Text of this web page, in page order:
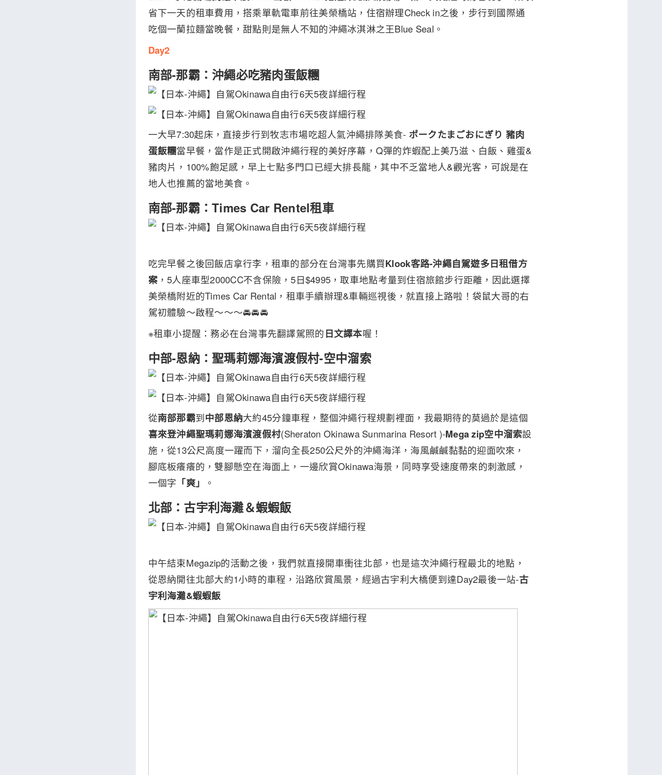
省下一天的租車費用，搭乘單軌電車前往美榮橋站，住宿辦理Check in之後，步行到國際通
吃個一蘭拉麵當晚餐，甜點則是無人不知的沖繩冰淇淋之王Blue Seal。
Day2
南部-那霸：沖繩必吃豬肉蛋飯糰
一大早7:30起床，直接步行到牧志市場吃超人氣沖繩排隊美食- ポークたまごおにぎり 豬肉
蛋飯糰當早餐，當作是正式開啟沖繩行程的美好序幕，Q彈的炸蝦配上美乃滋、白飯、雞蛋&
豬肉片，100%飽足感，早上七點多門口已經大排長龍，其中不乏當地人&觀光客，可說是在
地人也推薦的當地美食。
南部-那霸：Times Car Rentel租車
吃完早餐之後回飯店拿行李，租車的部分在台灣事先購買Klook客路-沖繩自駕遊多日租借方
案，5人座車型2000CC不含保險，5日$4995，取車地點考量到住宿旅館步行距離，因此選擇
美榮橋附近的Times Car Rental，租車手續辦理&車輛巡視後，就直接上路啦！袋鼠大哥的右
駕初體驗～啟程～～～🚘🚘🚘
※租車小提醒：務必在台灣事先翻譯駕照的日文譯本喔！
中部-恩納：聖瑪莉娜海濱渡假村-空中溜索
從南部那霸到中部恩納大約45分鐘車程，整個沖繩行程規劃裡面，我最期待的莫過於是這個
喜來登沖繩聖瑪莉娜海濱渡假村(Sheraton Okinawa Sunmarina Resort )-Mega zip空中溜索設
施，從13公尺高度一躍而下，溜向全長250公尺外的沖繩海洋，海風鹹鹹黏黏的迎面吹來，
腳底板癢癢的，雙腳懸空在海面上，一邊欣賞Okinawa海景，同時享受速度帶來的刺激感，
一個字 「爽」 。
北部：古宇利海灘＆蝦蝦飯
中午結束Megazip的活動之後，我們就直接開車衝往北部，也是這次沖繩行程最北的地點，
從恩納開往北部大約1小時的車程，沿路欣賞風景，經過古宇利大橋便到達Day2最後一站-古
宇利海灘&蝦蝦飯